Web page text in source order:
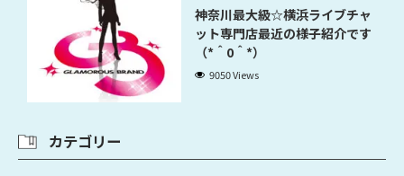
神奈川最大級☆横浜ライブチャ
ット専門店最近の様子紹介です
（*＾0＾*）
9050 Views
カテゴリー